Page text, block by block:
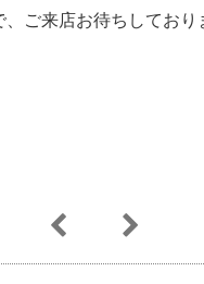
ご来店お待ちしており